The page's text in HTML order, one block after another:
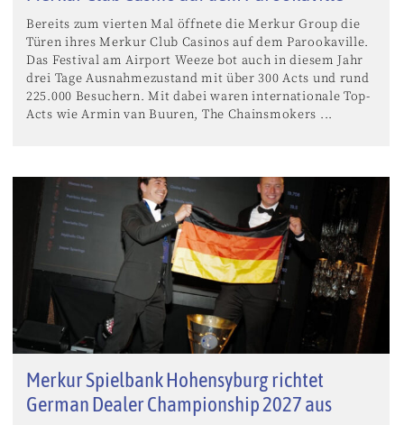
Bereits zum vierten Mal öffnete die Merkur Group die
Türen ihres Merkur Club Casinos auf dem Parookaville.
Das Festival am Airport Weeze bot auch in diesem Jahr
drei Tage Ausnahmezustand mit über 300 Acts und rund
225.000 Besuchern. Mit dabei waren internationale Top-
Acts wie Armin van Buuren, The Chainsmokers ...
Merkur Spielbank Hohensyburg richtet
German Dealer Championship 2027 aus